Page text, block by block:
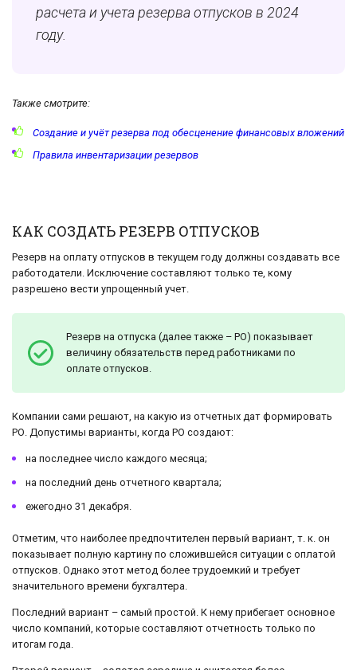
расчета и учета резерва отпусков в 2024
году.
Также смотрите:
Создание и учёт резерва под обесценение финансовых вложений
Правила инвентаризации резервов
КАК СОЗДАТЬ РЕЗЕРВ ОТПУСКОВ
Резерв на оплату отпусков в текущем году должны создавать все
работодатели. Исключение составляют только те, кому
разрешено вести упрощенный учет.
Резерв на отпуска (далее также – РО) показывает
величину обязательств перед работниками по
оплате отпусков.
Компании сами решают, на какую из отчетных дат формировать
РО. Допустимы варианты, когда РО создают:
на последнее число каждого месяца;
на последний день отчетного квартала;
ежегодно 31 декабря.
Отметим, что наиболее предпочтителен первый вариант, т. к. он
показывает полную картину по сложившейся ситуации с оплатой
отпусков. Однако этот метод более трудоемкий и требует
значительного времени бухгалтера.
Последний вариант – самый простой. К нему прибегает основное
число компаний, которые составляют отчетность только по
итогам года.